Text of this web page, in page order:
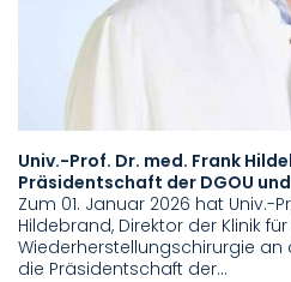
Univ.-Prof. Dr. med. Frank
Präsidentschaft der DGOU und
Zum 01. Januar 2026 hat Univ.-
Hildebrand, Direktor der Klinik
Wiederherstellungschirurgie an
die Präsidentschaft der…